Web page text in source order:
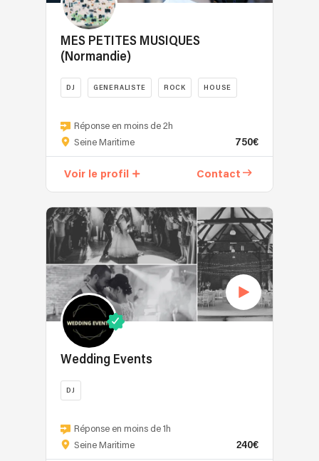
MES PETITES MUSIQUES
(Normandie)
DJ GENERALISTE ROCK HOUSE
Djette
signature
pour
événements
professionnelle
depuis
1992,
je
compose
depuis
plus
de
trente
ans
bande
de
soirées
Réponse en moins de 2h
Seine Maritime
750€
Voir le profil Contact
Wedding Events
DJ
Events
vous
Réponse en moins de 1h
Seine Maritime
240€